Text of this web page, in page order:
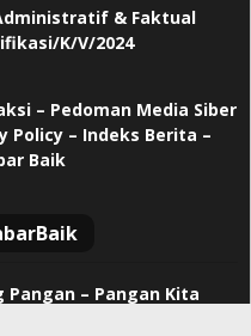
& Faktual
K/V/2024
– Pedoman Media Siber
Policy– Indeks Berita –
Baik
Pangan – Pangan Kita